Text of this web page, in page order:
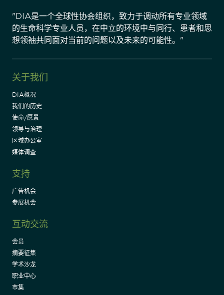
"DIA是一个全球性协会组织，致力于调动所有专业领域
的生命科学专业人员，在中立的环境中与同行、患者和思
想领袖共同面对当前的问题以及未来的可能性。"
关于我们
DIA概况
我们的历史
使命/愿景
领导与治理
区域办公室
媒体调查
支持
广告机会
参展机会
互动交流
会员
摘要征集
学术沙龙
职业中心
市集